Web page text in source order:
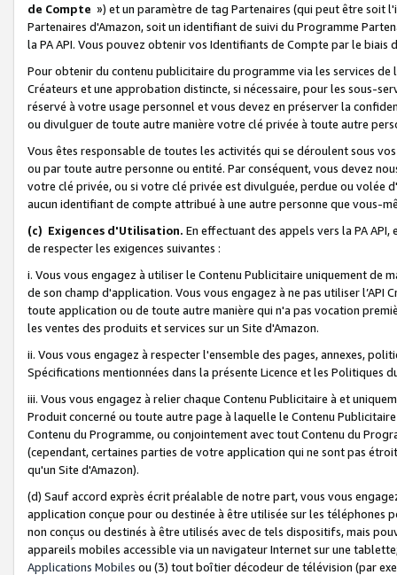
de Compte ») et un paramètre de tag Partenaires (qui peut être soit
Partenaires d'Amazon, soit un identifiant de suivi du Programme
la PA API. Vous pouvez obtenir vos Identifiants de Compte par le biais
Pour obtenir du contenu publicitaire du programme via les services
Créateurs et une approbation distincte, si nécessaire, pour les sous-
réservé à votre usage personnel et vous devez en préserver la
ou divulguer de toute autre manière votre clé privée à toute autre
Vous êtes responsable de toutes les activités qui se déroulent sous
ou par toute autre personne ou entité. Par conséquent, vous devez
votre clé privée, ou si votre clé privée est divulguée, perdue ou volée
aucun identifiant de compte attribué à une autre personne que vous-
(c) Exigences d'Utilisation. En effectuant des appels vers la PA
de respecter les exigences suivantes :
i. Vous vous engagez à utiliser le Contenu Publicitaire uniquement de
de son champ d'application. Vous vous engagez à ne pas utiliser l’API
toute application ou de toute autre manière qui n'a pas vocation
les ventes des produits et services sur un Site d'Amazon.
ii. Vous vous engagez à respecter l'ensemble des pages, annexes,
Spécifications mentionnées dans la présente Licence et les Politiques
iii. Vous vous engagez à relier chaque Contenu Publicitaire à et
Produit concerné ou toute autre page à laquelle le Contenu
Contenu du Programme, ou conjointement avec tout Contenu du
(cependant, certaines parties de votre application qui ne sont pas
qu'un Site d'Amazon).
(d) Sauf accord exprès écrit préalable de notre part, vous vous
application conçue pour ou destinée à être utilisée sur les téléphones
non conçus ou destinés à être utilisés avec de tels dispositifs, mais
appareils mobiles accessible via un navigateur Internet sur une
Applications Mobiles ou (3) tout boîtier décodeur de télévision (par